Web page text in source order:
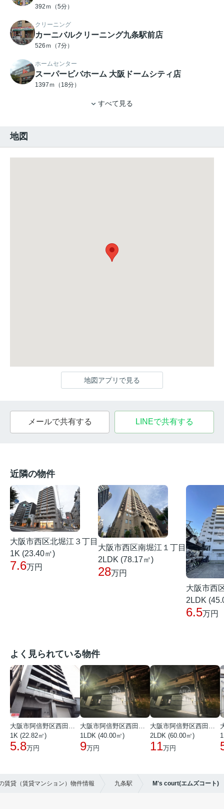
392ｍ（5分）
クリーニング
カーニバルクリーニング九条駅前店
526ｍ（7分）
ホームセンター
スーパービバホーム 大阪ドームシティ店
1397ｍ（18分）
すべて見る
地図
地図アプリで見る
メールで共有する LINEで共有する
近隣の物件
大阪市西区北堀江３丁目
1K (23.40㎡)
7.6万円
大阪市西区南堀江１丁目
2LDK (78.17㎡)
28万円
大阪市西
2LDK
6.5万円
よく見られている物件
大阪市阿倍野区西田辺町１丁目
1K (22.82㎡)
5.8万円
大阪市阿倍野区西田辺町１丁目
1LDK (40.00㎡)
9万円
大阪市阿倍野区西田辺町１丁目
2LDK (60.00㎡)
11万円
賃貸（賃貸マンション）物件情報 九条駅 M's court(エムズコート)